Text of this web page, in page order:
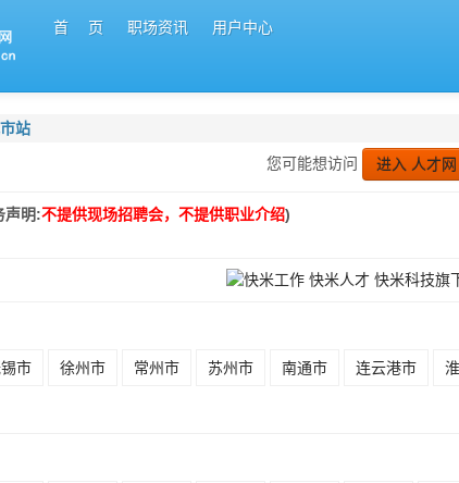
首 页 职场资讯 用户中心
站
您可能想访问
进入 人才网
声明:不提供现场招聘会，不提供职业介绍)
市 徐州市 常州市 苏州市 南通市 连云港市